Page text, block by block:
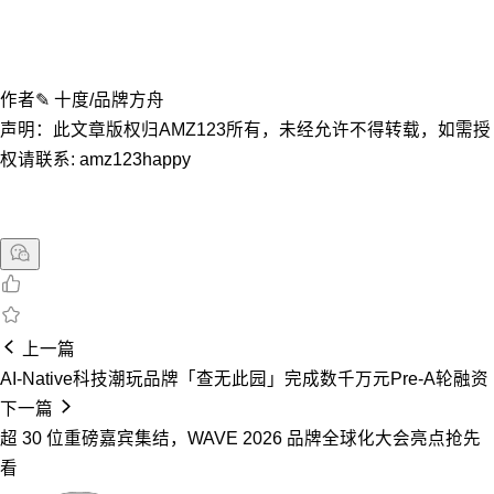
作者✎ 十度/品牌方舟
声明：此文章版权归AMZ123所有，未经允许不得转载，如需授
权请联系: amz123happy
上一篇
AI-Native科技潮玩品牌「查无此园」完成数千万元Pre-A轮融资
下一篇
超 30 位重磅嘉宾集结，WAVE 2026 品牌全球化大会亮点抢先
看